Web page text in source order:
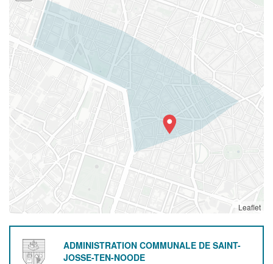
Leaflet
ADMINISTRATION COMMUNALE DE SAINT-
JOSSE-TEN-NOODE